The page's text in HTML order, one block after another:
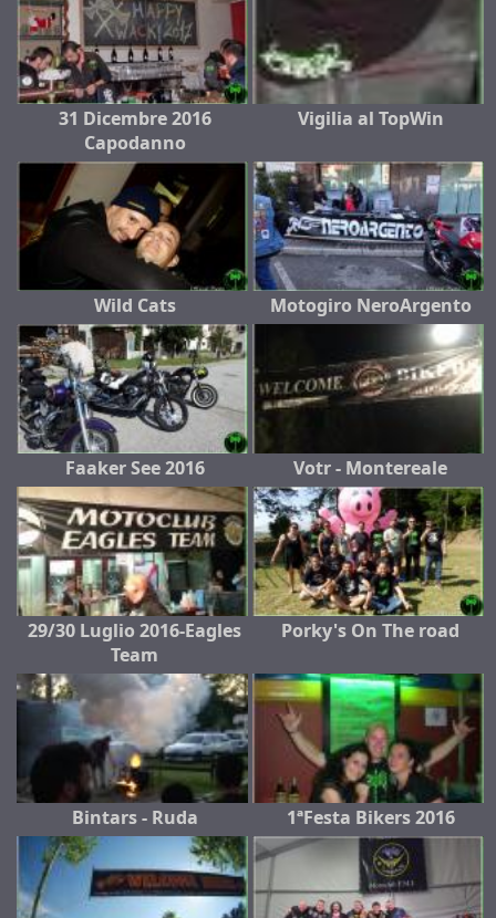
31 Dicembre 2016
Capodanno
Vigilia al TopWin
Wild Cats Motogiro NeroArgento
Faaker See 2016 Votr - Montereale
29/30 Luglio 2016-Eagles
Team
Porky's On The road
Bintars - Ruda 1ªFesta Bikers 2016